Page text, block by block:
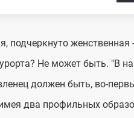
подчеркнуто женственная
Не может быть. "В
должен быть, во-
два профильных